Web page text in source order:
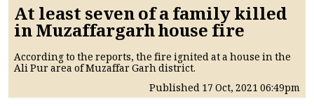
At least seven of a family killed
in Muzaffargarh house fire
According to the reports, the fire ignited at a house in the
Ali Pur area of Muzaffar Garh district.
Published17 Oct, 202106:49pm